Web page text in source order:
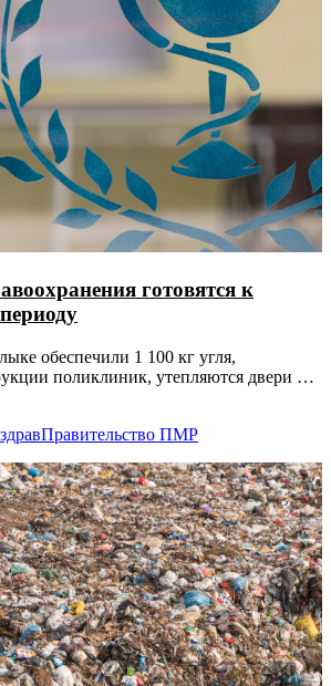
готовятся к
обеспечили 1 100 кг угля,
поликлиник, утепляются двери и
Правительство ПМР